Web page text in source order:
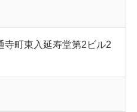
寺町東入延寿堂第2ビル2